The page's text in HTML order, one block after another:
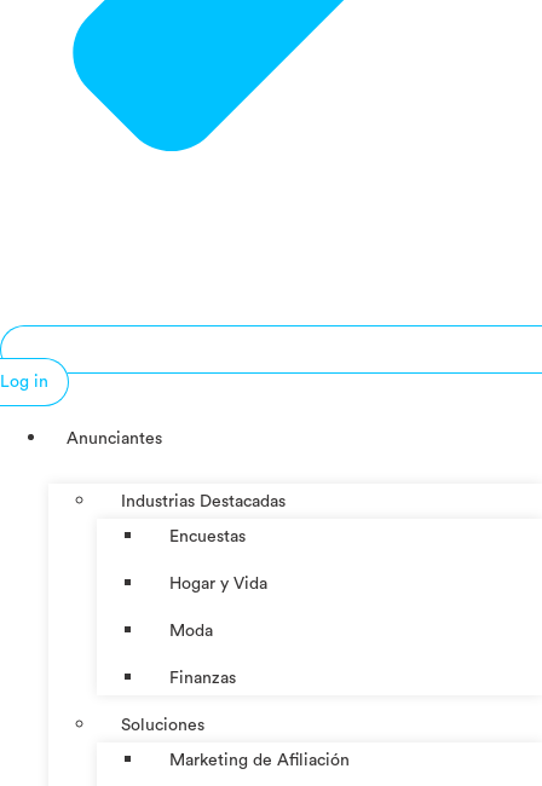
Log in
Anunciantes
Industrias Destacadas
Encuestas
Hogar y Vida
Moda
Finanzas
Soluciones
Marketing de Afiliación